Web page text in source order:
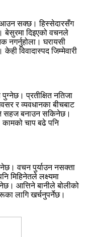
आउन सक्छ। हिस्सेदारसँग
बेसुरमा दिइएको वचनले
नगर्नुहोला। घरायसी
विवादास्पद जिम्मेवारी
प्रतीक्षित नतिजा
र व्यवधानका बीचबाट
सहज बनाउन सकिनेछ।
कामको चाप बढे पनि
वचन पुर्याउन नसक्ता
मिहिनेतले लक्ष्यमा
आत्तिने बानीले बोलीको
लागि खर्चनुपर्नेछ।